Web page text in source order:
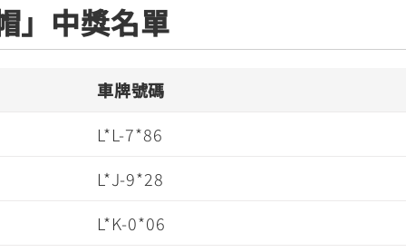
」中獎名單
車牌號碼
L*L-7*86
L*J-9*28
L*K-0*06